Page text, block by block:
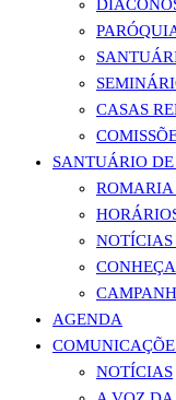
CASAS
SANTUÁRIO
ROMARIA
AGENDA
NOTÍCIAS